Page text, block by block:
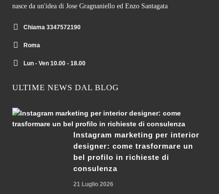
nasce da un'idea di Jose Gragnaniello ed Enzo Santagata
Chiama 3347572190
Roma
Lun - Ven 10.00 - 18.00
ULTIME NEWS DAL BLOG
Instagram marketing per interior
designer: come trasformare un
bel profilo in richieste di
consulenza
21 Luglio 2026